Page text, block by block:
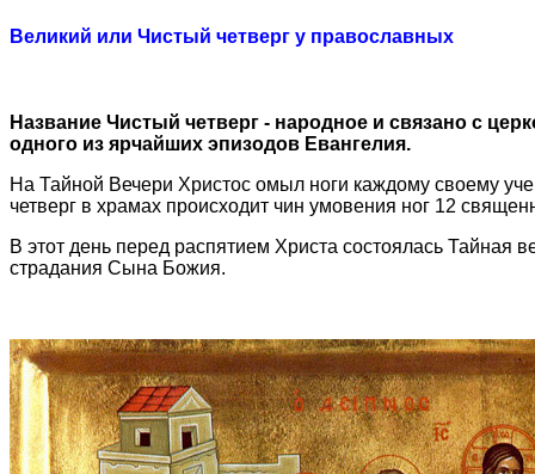
Великий или Чистый четверг у православных
Название Чистый четверг - народное и связано с
одного из ярчайших эпизодов Евангелия.
На Тайной Вечери Христос омыл ноги каждому своему
четверг в храмах происходит чин умовения ног 12
В этот день перед распятием Христа состоялась
страдания Сына Божия.